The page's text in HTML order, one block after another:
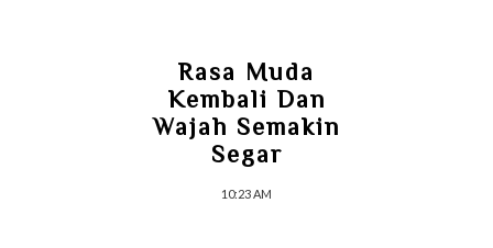
Rasa Muda
Kembali Dan
Wajah Semakin
Segar
10:23 AM